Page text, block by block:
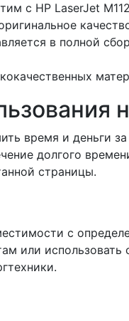
с HP LaserJet
в полной
время и деньги
долгого
страницы.
с
или